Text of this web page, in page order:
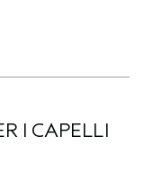
I CAPELLI